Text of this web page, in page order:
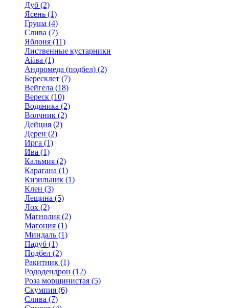
Дуб (2)
Ясень (1)
Груша (4)
Слива (7)
Яблоня (11)
Лиственные кустарники
Айва (1)
Андромеда (подбел) (2)
Бересклет (7)
Вейгела (18)
Вереск (10)
Водяника (2)
Волчник (2)
Дейция (2)
Дерен (2)
Ирга (1)
Ива (1)
Кальмия (2)
Карагана (1)
Кизильник (1)
Клен (3)
Лещина (5)
Лох (2)
Магнолия (2)
Магония (1)
Миндаль (1)
Падуб (1)
Подбел (2)
Ракитник (1)
Рододендрон (12)
Роза морщинистая (5)
Скумпия (6)
Слива (7)